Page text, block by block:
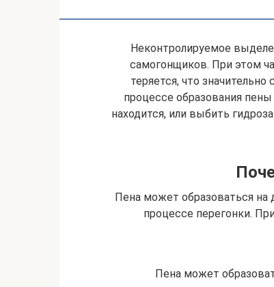
Неконтролируемое
самогонщиков. При этом
теряется, что
процессе образования
находится, или выбить
Пена может образоваться на
процессе перегонки.
Пена может